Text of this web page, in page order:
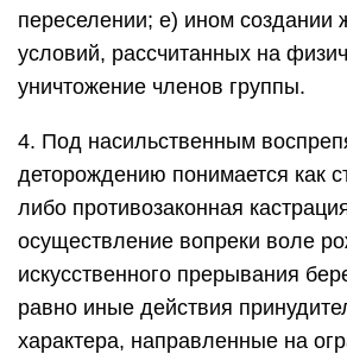
переселении; е) ином создании
условий, рассчитанных на
уничтожение членов группы.
4. Под насильственным
деторождению понимается как
либо противозаконная
осуществление вопреки воле
искусственного прерывания
равно иные действия
характера, направленные на